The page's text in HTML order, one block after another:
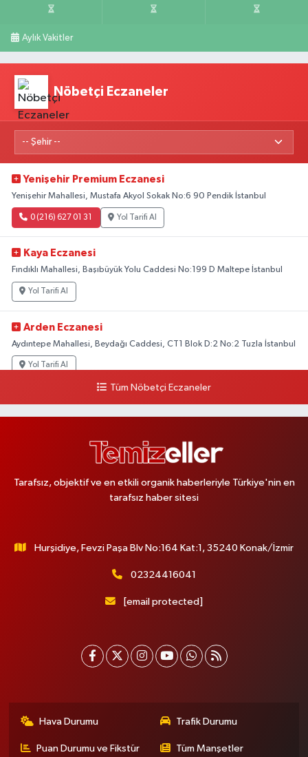
Aylık Vakitler
Nöbetçi Eczaneler
Yenişehir Premium Eczanesi
Yenişehir Mahallesi, Mustafa Akyol Sokak No:6 90 Pendik İstanbul
0 (216) 627 01 31 Yol Tarifi Al
Kaya Eczanesi
Fındıklı Mahallesi, Başıbüyük Yolu Caddesi No:199 D Maltepe İstanbul
Yol Tarifi Al
Arden Eczanesi
Aydıntepe Mahallesi, Beydağı Caddesi, CT1 Blok D:2 No:2 Tuzla İstanbul
Yol Tarifi Al
Bostancı Mahallesi, Emin Ali Paşa Caddesi No:87 A Kadıköy İstanbul
Zeytinlik Mahallesi, Pancar Sokak No:28 B Bakırköy İstanbul
Melike Eczanesi
Ataköy 7-8-9-10. Kısım Mahallesi, Çobançeşme E-5 Yan Yol Caddesi
No:20 1 Zemin Kat Dükkan:36 Bakırköy İstanbul
Yol Tarifi Al
Tüm Nöbetçi Eczaneler
Tarafsız, objektif ve en etkili organik haberleriyle Türkiye'nin en
tarafsız haber sitesi
Hurşidiye, Fevzi Paşa Blv No:164 Kat:1, 35240 Konak/İzmir
02324416041
[email protected]
Hava Durumu Trafik Durumu
Puan Durumu ve Fikstür Tüm Manşetler